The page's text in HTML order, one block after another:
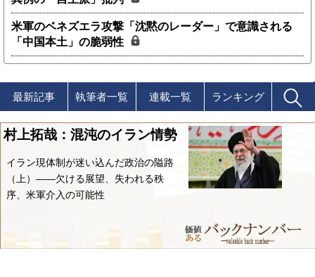
米軍のベネズエラ攻撃「沈黙のレーダー」で意識される
「中国本土」の脆弱性
最新記事 執筆者一覧 連載一覧 ランキング
村上拓哉：混沌のイラン情勢
イラン現体制が迷い込んだ政治の隘路
（上）――欠ける展望、失われる秩
序、米軍介入の可能性